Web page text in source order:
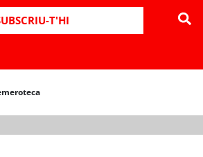
T'HI